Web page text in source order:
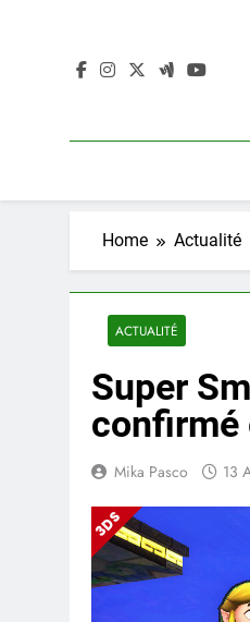
Home Actualité
ACTUALITÉ
Super
confirmé
Mika Pasco 13